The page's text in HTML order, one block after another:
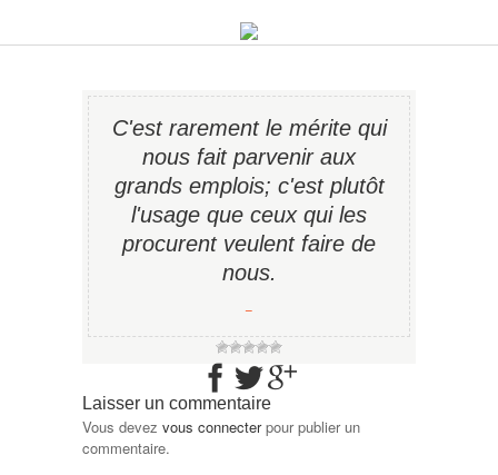
C'est rarement le mérite qui
nous fait parvenir aux
grands emplois; c'est plutôt
l'usage que ceux qui les
procurent veulent faire de
nous.
−
Laisser un commentaire
Vous devez vous connecterpour publier un
commentaire.